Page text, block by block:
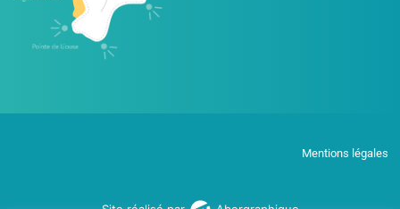
Mentions légales